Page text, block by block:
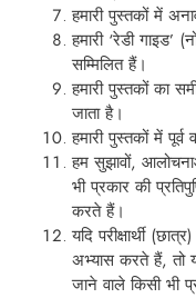
हमारी पुस्तकों में
हमारी ‘रेडी
सम्मिलित हैं।
हमारी पुस्तकों का
जाता है।
हमारी पुस्तकों में
हम सुझावों,
भी प्रकार की
करते हैं।
यदि परीक्षार्थी
अभ्यास करते हैं, तो
जाने वाले किसी भी